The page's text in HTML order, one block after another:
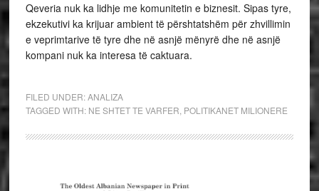
Qeveria nuk ka lidhje me komunitetin e biznesit. Sipas tyre,
ekzekutivi ka krijuar ambient të përshtatshëm për zhvillimin
e veprimtarive të tyre dhe në asnjë mënyrë dhe në asnjë
kompani nuk ka interesa të caktuara.
FILED UNDER:ANALIZA
TAGGED WITH: NE SHTET TE VARFER POLITIKANET MILIONERE